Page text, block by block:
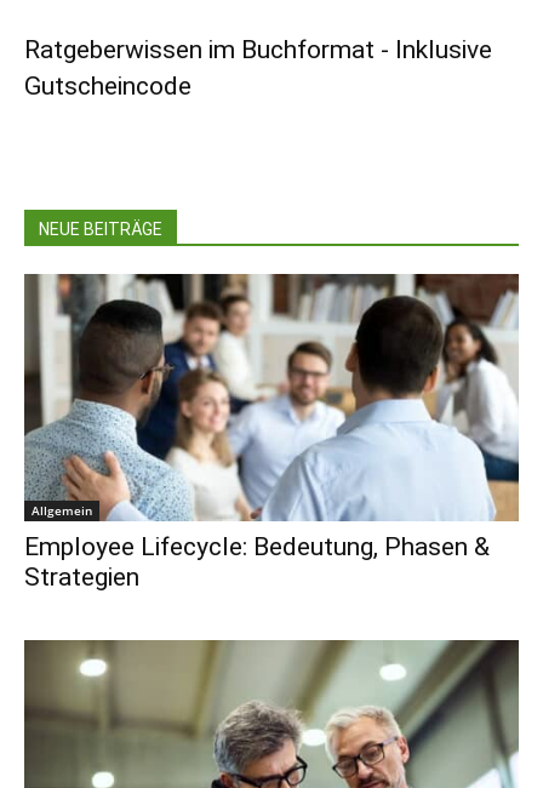
Ratgeberwissen im Buchformat - Inklusive
Gutscheincode
NEUE BEITRÄGE
Allgemein
Employee Lifecycle: Bedeutung, Phasen &
Strategien